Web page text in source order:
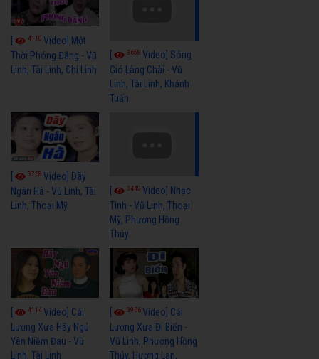
4110 Video] Một
Thời Phóng Đãng - Vũ
Linh, Tài Linh, Chí Linh
3658Video] Sóng
Gió Làng Chài - Vũ
Linh, Tài Linh, Khánh
Tuấn
3768 Video] Dãy
Ngân Hà - Vũ Linh, Tài
Linh, Thoại Mỹ
3440Video] Nhạc
Tình - Vũ Linh, Thoại
Mỹ, Phương Hồng
Thủy
4114Video] Cải
Lương Xưa Hãy Ngủ
Yên Niềm Đau - Vũ
Linh, Tài Linh
3966Video] Cải
Lương Xưa Đi Biển -
Vũ Linh, Phương Hồng
Thủy, Hương Lan,